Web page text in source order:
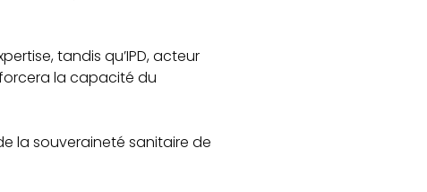
tandis qu’IPD, acteur
la capacité du
la souveraineté sanitaire de